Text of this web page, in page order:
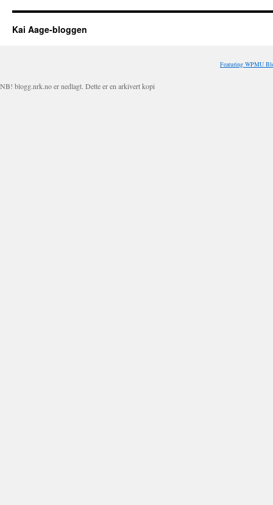
Kai Aage-bloggen
Featuring WPMU
NB! blogg.nrk.no er nedlagt. Dette er en arkivert kopi